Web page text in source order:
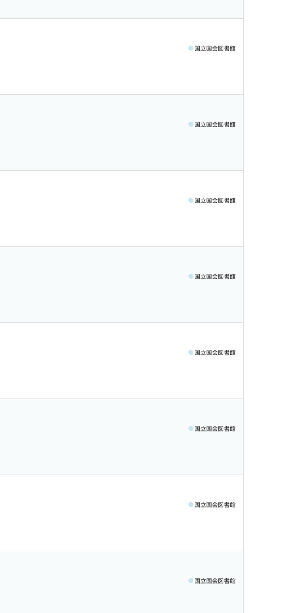
国立国会図書館
国立国会図書館
国立国会図書館
国立国会図書館
国立国会図書館
国立国会図書館
国立国会図書館
国立国会図書館